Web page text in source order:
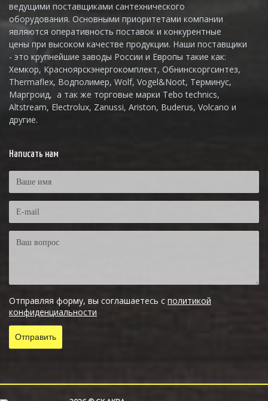
ведущими поставщиками сантехнического
оборудования. Основными приоритетами компании
являются оперативность поставок и конкурентные
цены при высоком качестве продукции. Наши поставщики
- это крупнейшие заводы России и Европы такие как:
Хемкор, Красноярскэнергокомплект, Обнинскоргсинтез,
Thermaflex, Водполимер, Wolf, Vogel&Noot, Терминус,
Маргроид, а так же торговые марки Tebo technics,
Altstream, Electrolux, Zanussi, Ariston, Buderus, Volcano и
другие.
Написать нам
Отправляя форму, вы соглашаетесь с политикой
конфиденциальности